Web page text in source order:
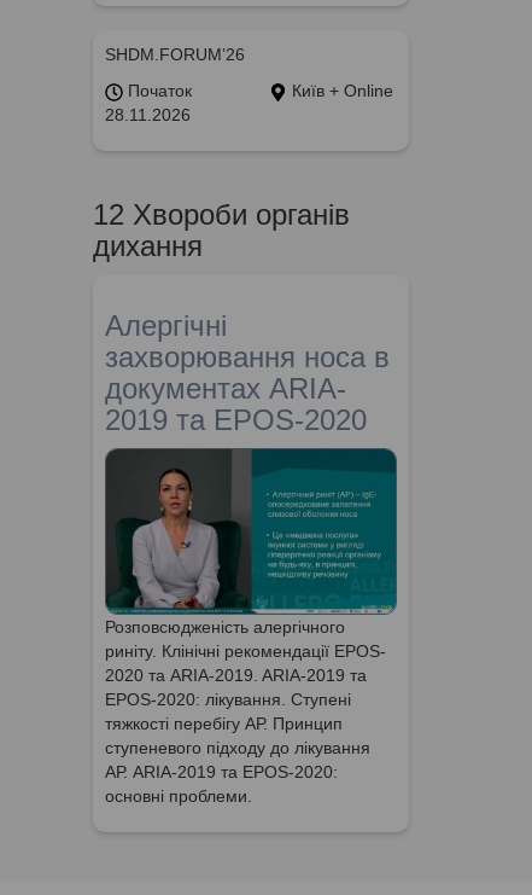
SHDM.FORUM’26
Початок
28.11.2026
Київ + Online
12 Хвороби органів
дихання
Алергічні
захворювання носа в
документах ARIA-
2019 та EPOS-2020
Розповсюдженість алергічного
риніту. Клінічні рекомендації EPOS-
2020 та ARIA-2019. ARIA-2019 та
EPOS-2020: лікування. Ступені
тяжкості перебігу АР. Принцип
ступеневого підходу до лікування
АР. ARIA-2019 та EPOS-2020:
основні проблеми.